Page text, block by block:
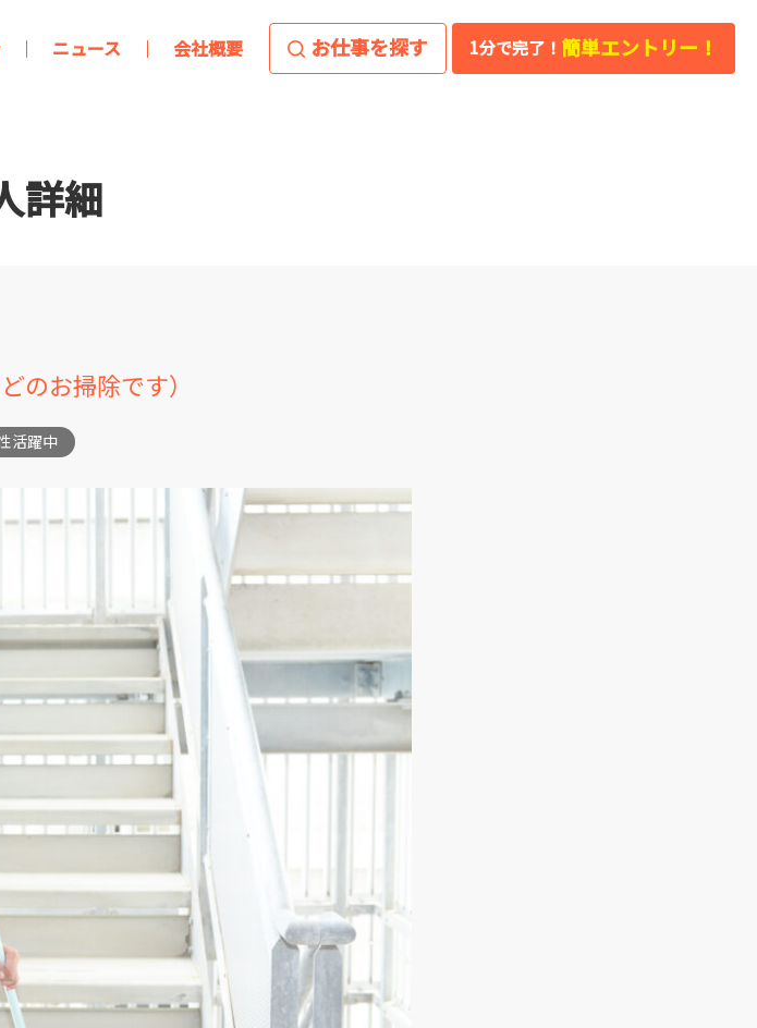
ニュース 会社概要 お仕事を探す 1分で完了！ 簡単エントリー！
詳細
のお掃除です）
活躍中